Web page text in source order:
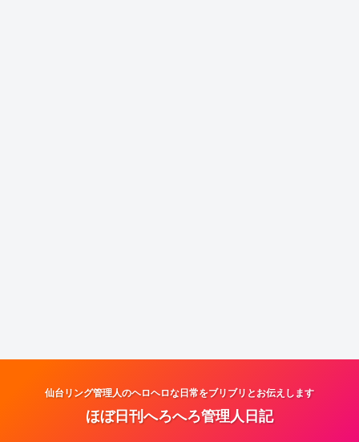
仙台リング管理人のヘロヘロな日常をブリブリとお伝えします
ほぼ日刊へろへろ管理人日記